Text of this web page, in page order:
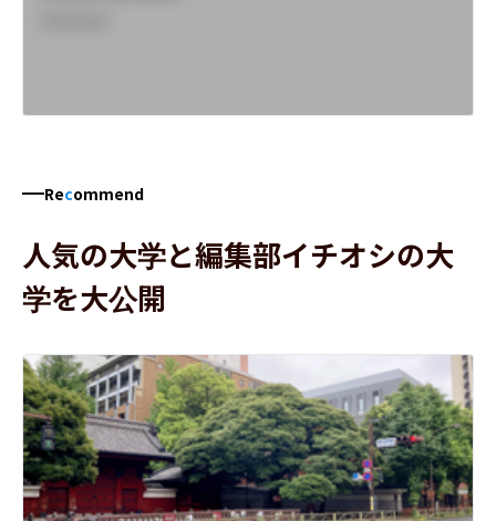
Recommend
人気の大学と編集部イチオシの大
学を大公開